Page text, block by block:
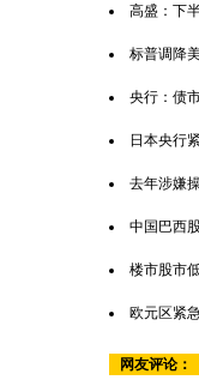
高盛：下
标普调降
央行：债
日本央行
去年涉嫌
中国巴西
楼市股市
欧元区紧
网友评论：